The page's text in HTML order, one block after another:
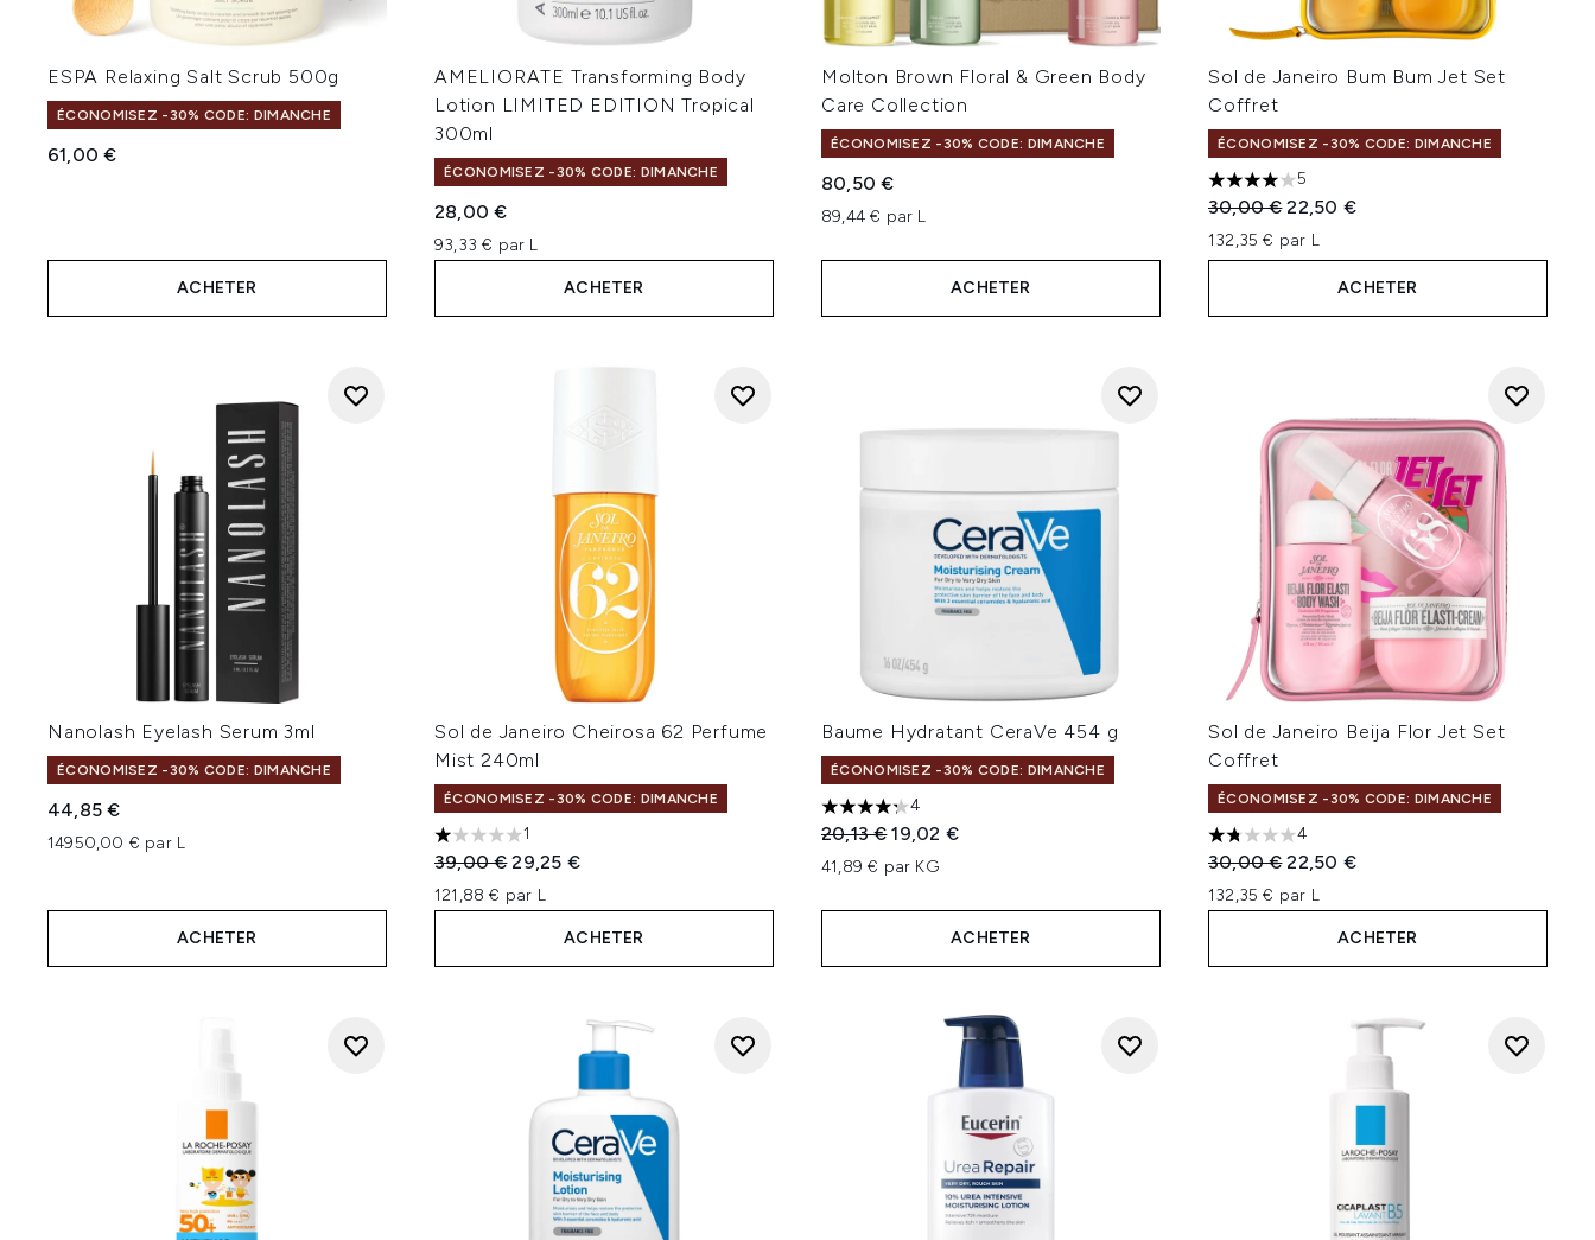
ESPA Relaxing Salt Scrub 500g
ÉCONOMISEZ -30% CODE: DIMANCHE
61,00 €
ACHETER
AMELIORATE Transforming Body
Lotion LIMITED EDITION Tropical
300ml
ÉCONOMISEZ -30% CODE: DIMANCHE
28,00 €
93,33 € par L
ACHETER
Molton Brown Floral & Green Body
Care Collection
ÉCONOMISEZ -30% CODE: DIMANCHE
80,50 €
89,44 € par L
ACHETER
Sol de Janeiro Bum Bum Jet Set
Coffret
ÉCONOMISEZ -30% CODE: DIMANCHE
4 étoiles sur un maximum de 5
5
Prix de vente :
30,00 €Prix ​​actuel :
22,50 €
132,35 € par L
ACHETER
Nanolash Eyelash Serum 3ml
ÉCONOMISEZ -30% CODE: DIMANCHE
44,85 €
14950,00 € par L
ACHETER
Sol de Janeiro Cheirosa 62 Perfume
Mist 240ml
ÉCONOMISEZ -30% CODE: DIMANCHE
1 étoiles sur un maximum de 5
1
Prix de vente :
39,00 €Prix ​​actuel :
29,25 €
121,88 € par L
ACHETER
Baume Hydratant CeraVe 454 g
ÉCONOMISEZ -30% CODE: DIMANCHE
4.25 étoiles sur un maximum de 5
4
Prix de vente :
20,13 €Prix ​​actuel :
19,02 €
41,89 € par KG
ACHETER
Sol de Janeiro Beija Flor Jet Set
Coffret
ÉCONOMISEZ -30% CODE: DIMANCHE
1.75 étoiles sur un maximum de 5
4
Prix de vente :
30,00 €Prix ​​actuel :
22,50 €
132,35 € par L
ACHETER